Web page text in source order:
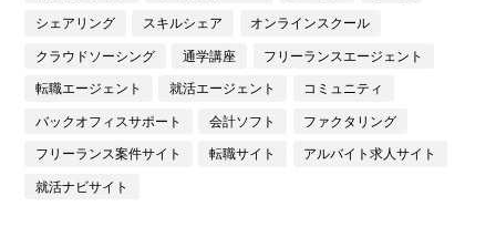
シェアリング スキルシェア オンラインスクール
クラウドソーシング 通学講座 フリーランスエージェント
転職エージェント 就活エージェント コミュニティ
バックオフィスサポート 会計ソフト ファクタリング
フリーランス案件サイト 転職サイト アルバイト求人サイト
就活ナビサイト